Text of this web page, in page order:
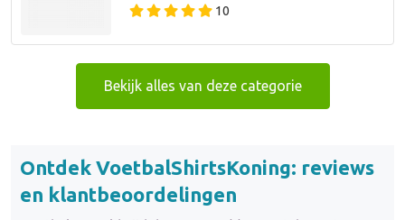
10
Bekijk alles van deze categorie
Ontdek VoetbalShirtsKoning: reviews
en klantbeoordelingen